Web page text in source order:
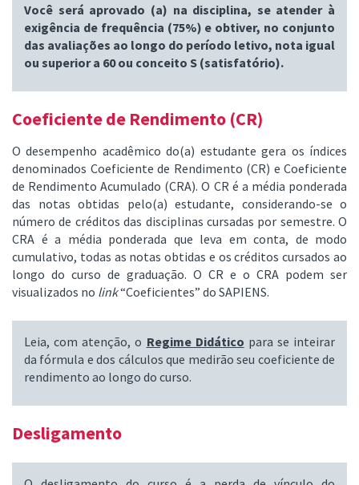
Você será aprovado (a) na disciplina, se atender à
exigência de frequência (75%) e obtiver, no conjunto
das avaliações ao longo do período letivo, nota igual
ou superior a 60 ou conceito S (satisfatório).
Coeficiente de Rendimento (CR)
O desempenho acadêmico do(a) estudante gera os índices
denominados Coeficiente de Rendimento (CR) e Coeficiente
de Rendimento Acumulado (CRA). O CR é a média ponderada
das notas obtidas pelo(a) estudante, considerando-se o
número de créditos das disciplinas cursadas por semestre. O
CRA é a média ponderada que leva em conta, de modo
cumulativo, todas as notas obtidas e os créditos cursados ao
longo do curso de graduação. O CR e o CRA podem ser
visualizados no link“Coeficientes” do SAPIENS.
Leia, com atenção, o Regime Didático para se inteirar
da fórmula e dos cálculos que medirão seu coeficiente de
rendimento ao longo do curso.
Desligamento